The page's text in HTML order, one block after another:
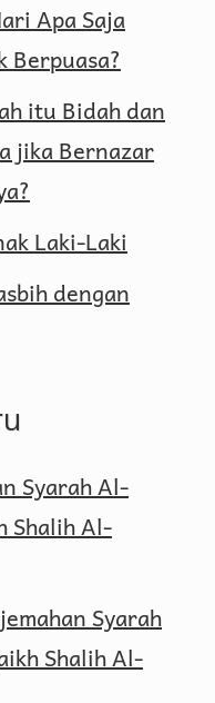
Apa Saja
itu Bidah dan
jika Bernazar
Laki-Laki
dengan
Syarah Al-
Shalih Al-
Syarah
Shalih Al-